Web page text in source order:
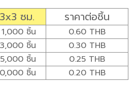
ซม. ราคาต่อชิ้น
1,000 ชิ้น
0.60 THB
3,000 ชิ้น
0.30 THB
5,000 ชิ้น
0.25 THB
ชิ้น
0.20 THB